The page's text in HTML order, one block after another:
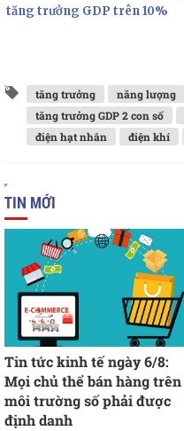
tăng trưởng GDP trên 10%
tăng trưởng năng lượng
tăng trưởng GDP 2 con số
điện hạt nhân
điện khí
TIN MỚI
Tin tức kinh tế ngày 6/8:
Mọi chủ thể bán hàng trên
môi trường số phải được
định danh